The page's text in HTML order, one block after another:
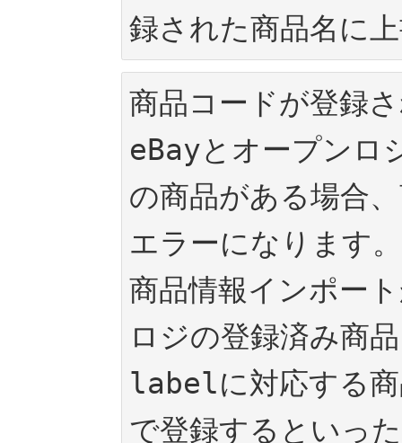
録された商品名に
商品コードが登録
eBayとオープンロ
の商品がある場合
エラーになります。
商品情報インポー
ロジの登録済み商
labelに対応する商
で登録するといっ